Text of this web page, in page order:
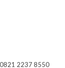
0821 2237 8550